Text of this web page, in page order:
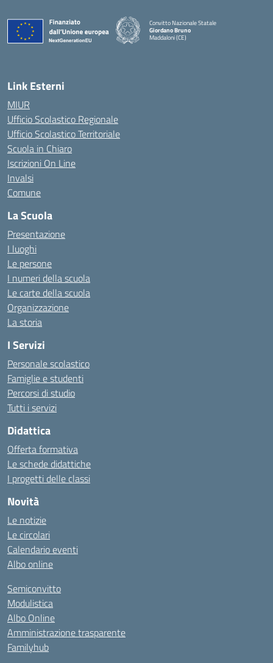
Convitto Nazionale Statale
Giordano Bruno
Maddaloni (CE)
Link Esterni
MIUR
Ufficio Scolastico Regionale
Ufficio Scolastico Territoriale
Scuola in Chiaro
Iscrizioni On Line
Invalsi
Comune
La Scuola
Presentazione
I luoghi
Le persone
I numeri della scuola
Le carte della scuola
Organizzazione
La storia
I Servizi
Personale scolastico
Famiglie e studenti
Percorsi di studio
Tutti i servizi
Didattica
Offerta formativa
Le schede didattiche
I progetti delle classi
Novità
Le notizie
Le circolari
Calendario eventi
Albo online
Semiconvitto
Modulistica
Albo Online
Amministrazione trasparente
Familyhub